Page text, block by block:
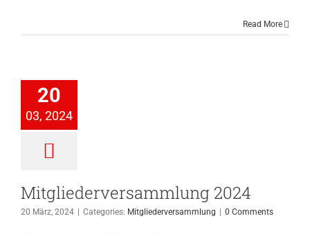
Read More
20
03, 2024
Mitgliederversammlung 2024
20 März, 2024 Categories: Mitgliederversammlung 0 Comments